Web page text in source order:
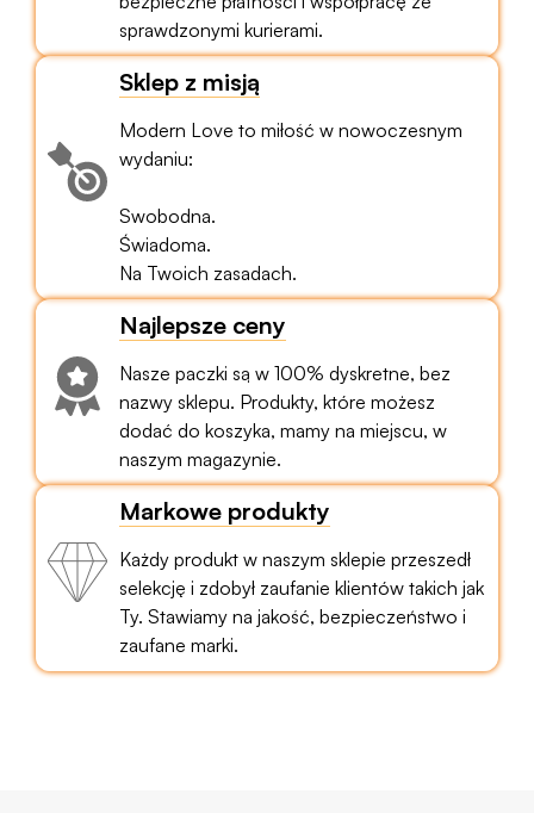
sprawdzonymi kurierami.
Sklep z misją
Modern Love to miłość w nowoczesnym
wydaniu:
Swobodna.
Świadoma.
Na Twoich zasadach.
Najlepsze ceny
Nasze paczki są w 100% dyskretne, bez
nazwy sklepu. Produkty, które możesz
dodać do koszyka, mamy na miejscu, w
naszym magazynie.
Markowe produkty
Każdy produkt w naszym sklepie przeszedł
selekcję i zdobył zaufanie klientów takich jak
Ty. Stawiamy na jakość, bezpieczeństwo i
zaufane marki.